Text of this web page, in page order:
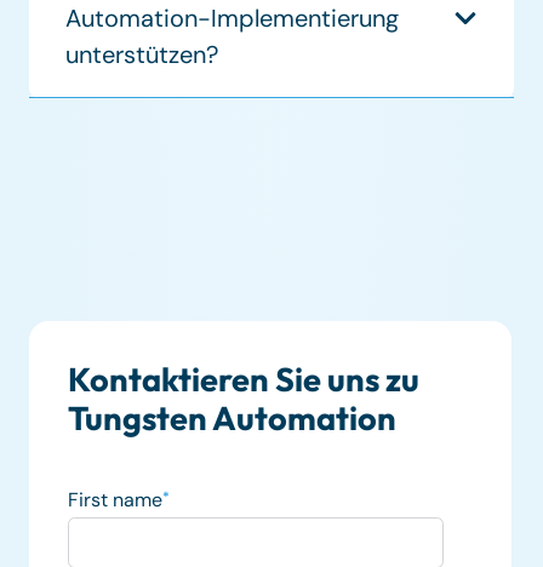
Automation-Implementierung
unterstützen?
Kontaktieren Sie uns zu
Tungsten Automation
First name*